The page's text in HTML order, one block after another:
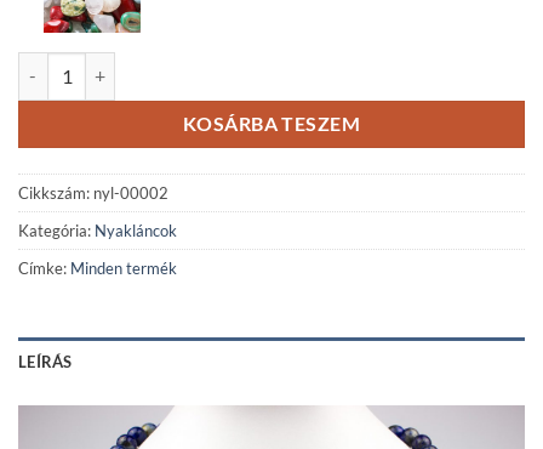
KOSÁRBA TESZEM
Cikkszám: nyl-00002
Kategória: Nyakláncok
Címke: Minden termék
LEÍRÁS